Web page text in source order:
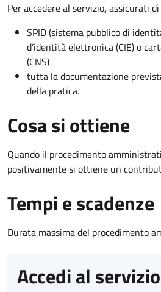
Per accedere al servizio, assicurati
SPID (sistema pubblico di
d’identità elettronica (CIE) o
(CNS)
tutta la documentazione
della pratica.
Cosa si ottiene
Quando il procedimento
positivamente si ottiene un
Tempi e scadenze
Durata massima del procedimento
Accedi al servizio